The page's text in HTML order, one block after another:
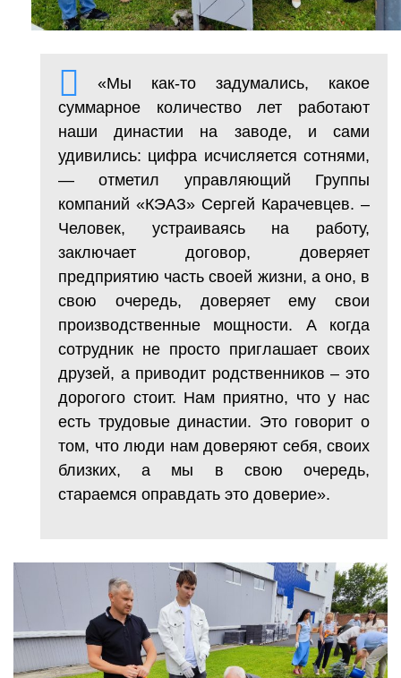
«Мы как-то задумались, какое
суммарное количество лет работают
наши династии на заводе, и сами
удивились: цифра исчисляется сотнями,
— отметил управляющий Группы
компаний «КЭАЗ» Сергей Карачевцев. –
Человек, устраиваясь на работу,
заключает договор, доверяет
предприятию часть своей жизни, а оно, в
свою очередь, доверяет ему свои
производственные мощности. А когда
сотрудник не просто приглашает своих
друзей, а приводит родственников – это
дорогого стоит. Нам приятно, что у нас
есть трудовые династии. Это говорит о
том, что люди нам доверяют себя, своих
близких, а мы в свою очередь,
стараемся оправдать это доверие».